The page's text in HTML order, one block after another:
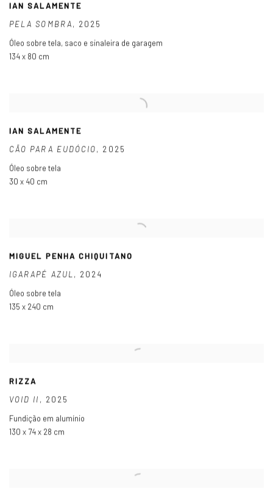
IAN SALAMENTE
PELA SOMBRA, 2025
Óleo sobre tela, saco e sinaleira de garagem
134 x 80 cm
IAN SALAMENTE
CÃO PARA EUDÓCIO, 2025
Óleo sobre tela
30 x 40 cm
MIGUEL PENHA CHIQUITANO
IGARAPÉ AZUL, 2024
Óleo sobre tela
135 x 240 cm
RIZZA
VOID II , 2025
Fundição em alumínio
130 x 74 x 28 cm